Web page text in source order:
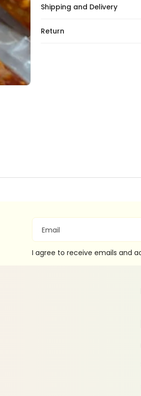
Shipping and Delivery
Return
Email
I agree to receive emails and